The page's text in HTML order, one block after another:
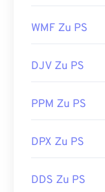
WMF Zu PS
DJV Zu PS
PPM Zu PS
DPX Zu PS
DDS Zu PS